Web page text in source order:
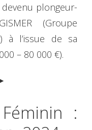
devenu plongeur-
(Groupe
à l’issue de sa
– 80 000 €).
: